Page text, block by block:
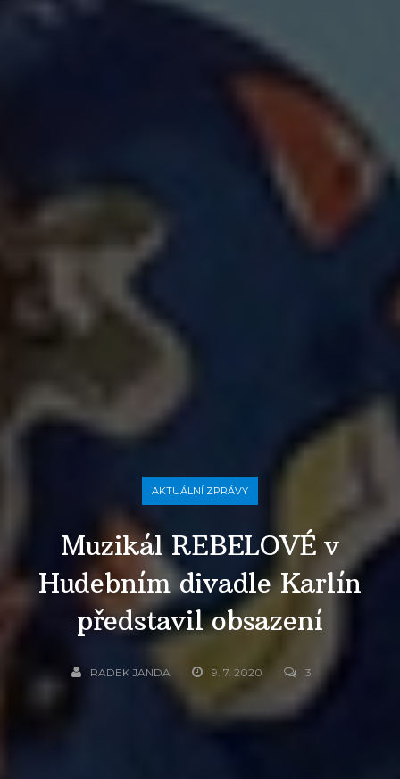
AKTUÁLNÍ ZPRÁVY
Muzikál REBELOVÉ v
Hudebním divadle Karlín
představil obsazení
RADEK JANDA 9. 7. 2020 3